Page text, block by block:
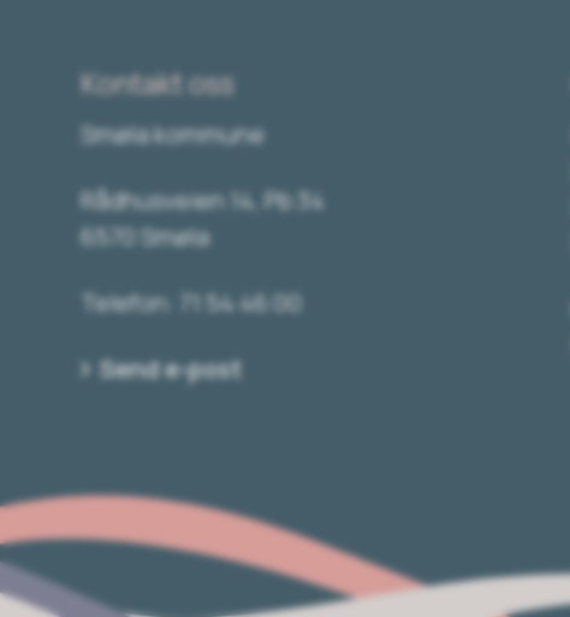
Kontakt oss
Smøla kommune
Rådhusveien 14, Pb 34
6570 Smøla
Telefon: 71 54 46 00
Send e-post